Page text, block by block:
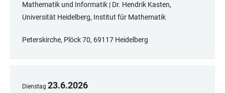
Mathematik und Informatik | Dr. Hendrik Kasten,
Universität Heidelberg, Institut für Mathematik
Peterskirche, Plöck 70, 69117 Heidelberg
Dienstag 23.6.2026